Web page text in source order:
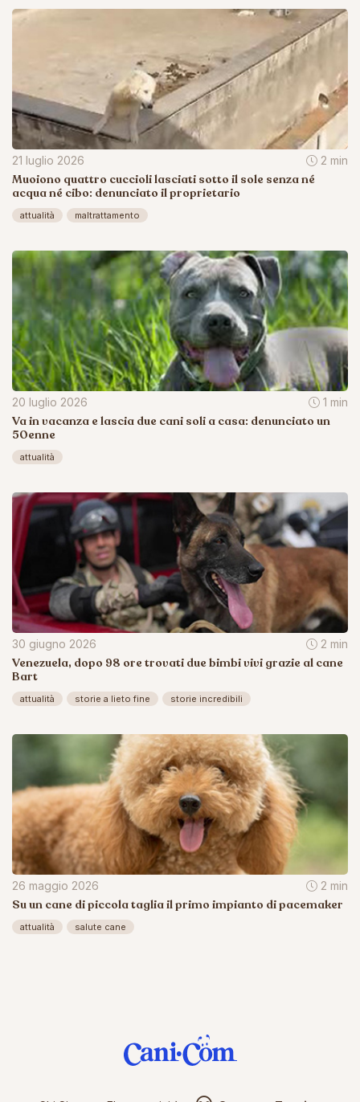
21 luglio 2026 2 min
Muoiono quattro cuccioli lasciati sotto il sole senza né
acqua né cibo: denunciato il proprietario
attualità maltrattamento
20 luglio 2026 1 min
Va in vacanza e lascia due cani soli a casa: denunciato un
50enne
attualità
30 giugno 2026 2 min
Venezuela, dopo 98 ore trovati due bimbi vivi grazie al cane
Bart
attualità storie a lieto fine storie incredibili
26 maggio 2026 2 min
Su un cane di piccola taglia il primo impianto di pacemaker
attualità salute cane